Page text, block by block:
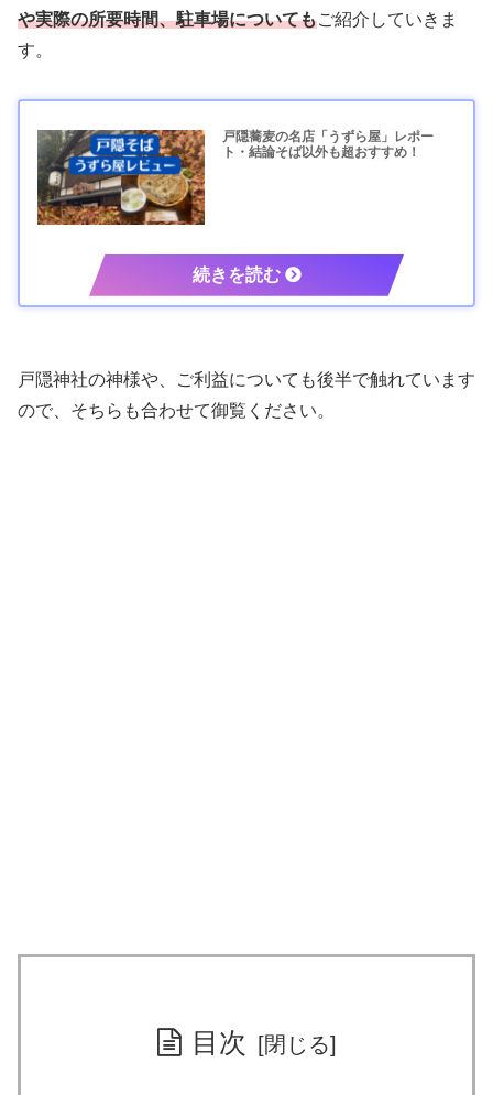
や実際の所要時間、駐車場についてもご紹介していきま
す。
戸隠蕎麦の名店「うずら屋」レポー
ト・結論そば以外も超おすすめ！
戸隠神社の神様や、ご利益についても後半で触れています
ので、そちらも合わせて御覧ください。
目次